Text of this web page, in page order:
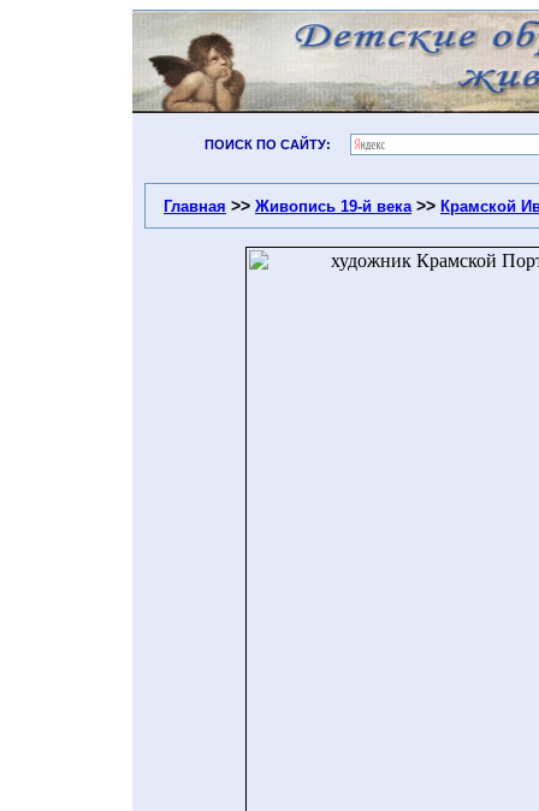
ПОИСК ПО САЙТУ:
Главная >> Живопись 19-й века >> Крамской